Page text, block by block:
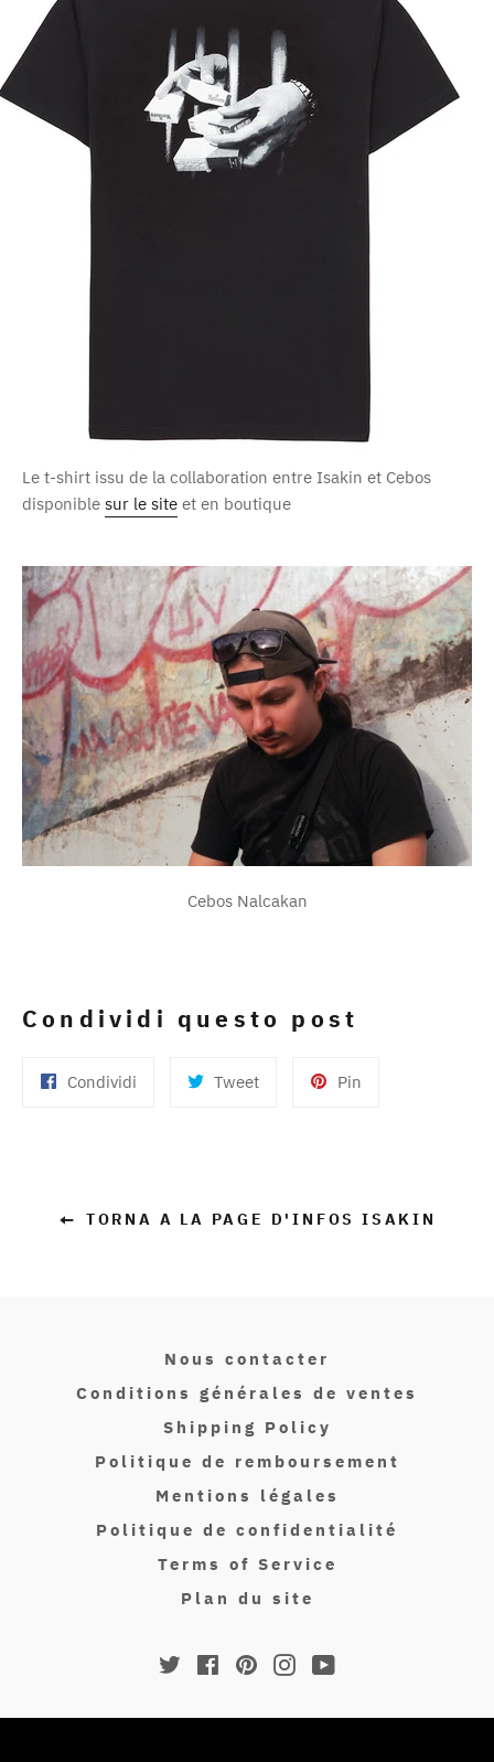
Le t-shirt issu de la collaboration entre Isakin et Cebos
disponible sur le site et en boutique
Cebos Nalcakan
Condividi questo post
Condividi Condividi TweetTwitta
Pin
TORNA A LA PAGE D'INFOS ISAKIN
Nous contacter
Conditions générales de ventes
Shipping Policy
Politique de remboursement
Mentions légales
Politique de confidentialité
Terms of Service
Plan du site
Twitter FacebookPinterestInstagramYouTube